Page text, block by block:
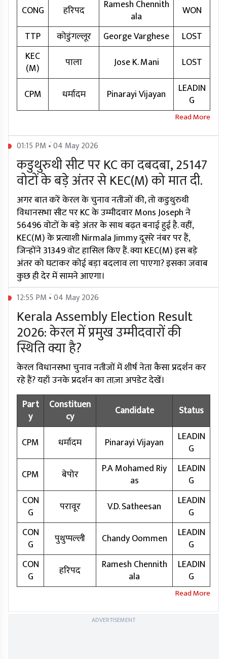
CONG हरिपद
Ramesh Chennith
ala
WON
TTP
कोडुंगल्लूर George Varghese
LOST
KEC
(M)
पाला Jose K. Mani LOST
CPM धर्मादम Pinarayi Vijayan
LEADIN
G
01:15 PM • 04 May 2026
कडुथुरुथी सीट पर KC का दबदबा, 25147
वोटों के बड़े अंतर से KEC(M) को मात दी.
अगर बात करें केरल के चुनाव नतीजों की, तो कडुथुरुथी
विधानसभा सीट पर KC के उम्मीदवार Mons Joseph ने
56496 वोटों के बड़े अंतर के साथ बढ़त बनाई हुई है. वहीं,
KEC(M) के प्रत्याशी Nirmala Jimmy दूसरे नंबर पर हैं,
जिन्होंने 31349 वोट हासिल किए हैं. क्या KEC(M) इस बड़े
अंतर को घटाकर कोई बड़ा बदलाव ला पाएगा? इसका जवाब
कुछ ही देर में सामने आएगा।
12:55 PM • 04 May 2026
Kerala Assembly Election Result
2026: केरल में प्रमुख उम्मीदवारों की
स्थिति क्या है?
केरल विधानसभा चुनाव नतीजों में शीर्ष नेता कैसा प्रदर्शन कर
रहे हैं? यहाँ उनके प्रदर्शन का ताज़ा अपडेट देखें।
Part
y
Constituen
cy
Candidate Status
CPM धर्मादम Pinarayi Vijayan
LEADIN
G
CPM
बेपोर
P.A Mohamed Riy
as
LEADIN
G
CON
G
परावूर V.D. Satheesan
LEADIN
G
CON
G
पुथुप्पल्ली Chandy Oommen
LEADIN
G
CON
G
हरिपद
Ramesh Chennith
ala
LEADIN
G
ADVERTISEMENT